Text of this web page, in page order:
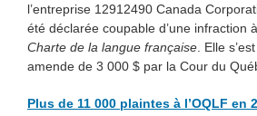
l’entreprise 12912490 Canada
été déclarée coupable d’une infraction
Charte de la langue française . Elle
amende de 3 000 $ par la Cour du
Plus de 11 000 plaintes à l’OQLF en